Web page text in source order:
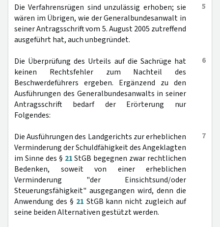
5
Die Verfahrensrügen sind unzulässig erhoben; sie
wären im Übrigen, wie der Generalbundesanwalt in
seiner Antragsschrift vom 5. August 2005 zutreffend
ausgeführt hat, auch unbegründet.
6
Die Überprüfung des Urteils auf die Sachrüge hat
keinen Rechtsfehler zum Nachteil des
Beschwerdeführers ergeben. Ergänzend zu den
Ausführungen des Generalbundesanwalts in seiner
Antragsschrift bedarf der Erörterung nur
Folgendes:
7
Die Ausführungen des Landgerichts zur erheblichen
Verminderung der Schuldfähigkeit des Angeklagten
im Sinne des § 21StGB begegnen zwar rechtlichen
Bedenken, soweit von einer erheblichen
Verminderung "der Einsichtsund/oder
Steuerungsfähigkeit" ausgegangen wird, denn die
Anwendung des § 21 StGB kann nicht zugleich auf
seine beiden Alternativen gestützt werden.